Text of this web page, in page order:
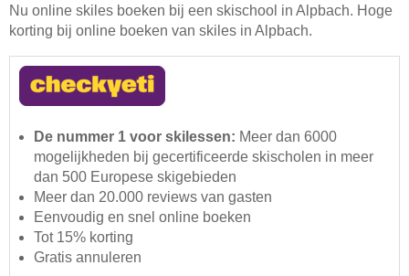
Nu online skiles boeken bij een skischool in Alpbach. Hoge
korting bij online boeken van skiles in Alpbach.
De nummer 1 voor skilessen: Meer dan 6000
mogelijkheden bij gecertificeerde skischolen in meer
dan 500 Europese skigebieden
Meer dan 20.000 reviews van gasten
Eenvoudig en snel online boeken
Tot 15% korting
Gratis annuleren